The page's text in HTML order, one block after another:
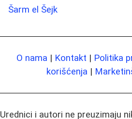
Šarm el Šejk
O nama | Kontakt | Politika
korišćenja |
Urednici i autori ne preuzimaju